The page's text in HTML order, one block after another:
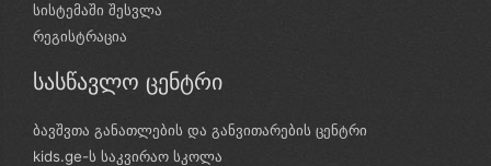
სისტემაში შესვლა
რეგისტრაცია
სასწავლო ცენტრი
ბავშვთა განათლების და განვითარების ცენტრი
kids.ge-ს საკვირაო სკოლა